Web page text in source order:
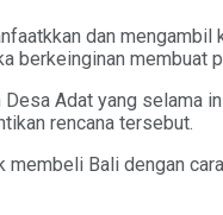
dan
berkeinginan membuat
Adat yang selama
rencana tersebut.
Bali dengan